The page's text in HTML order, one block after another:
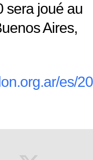
sera joué au
Aires,
es/